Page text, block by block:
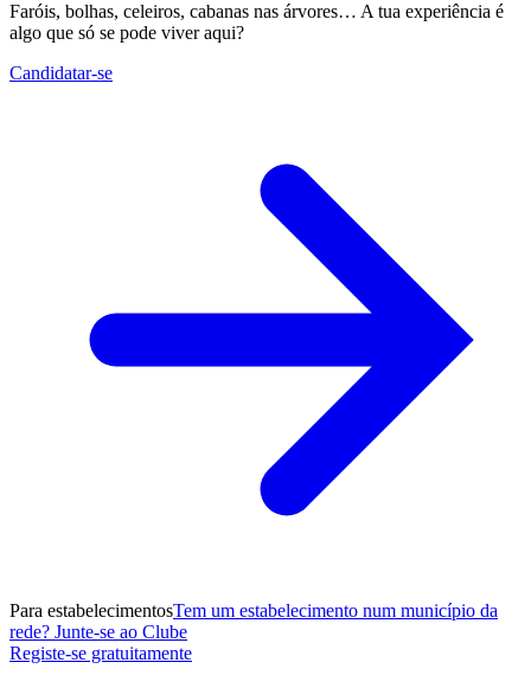
Faróis, bolhas, celeiros, cabanas nas árvores… A tua experiência é
algo que só se pode viver aqui?
Candidatar-se
Para estabelecimentosTem um estabelecimento num município da
rede? Junte-se ao Clube
Registe-se gratuitamente